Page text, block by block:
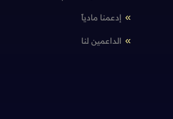
إدعمنا مادياً
الداعمين لنا